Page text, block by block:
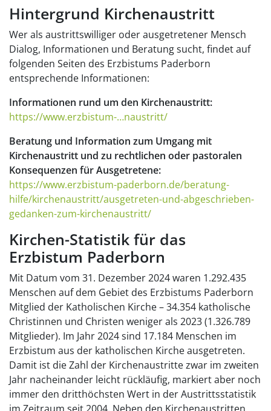
Hintergrund Kirchenaustritt
Wer als austrittswilliger oder ausgetretener Mensch
Dialog, Informationen und Beratung sucht, findet auf
folgenden Seiten des Erzbistums Paderborn
entsprechende Informationen:
Informationen rund um den Kirchenaustritt:
https://www.erzbistum-…naustritt/
Beratung und Information zum Umgang mit
Kirchenaustritt und zu rechtlichen oder pastoralen
Konsequenzen für Ausgetretene:
https://www.erzbistum-paderborn.de/beratung-
hilfe/kirchenaustritt/ausgetreten-und-abgeschrieben-
gedanken-zum-kirchenaustritt/
Kirchen-Statistik für das
Erzbistum Paderborn
Mit Datum vom 31. Dezember 2024 waren 1.292.435
Menschen auf dem Gebiet des Erzbistums Paderborn
Mitglied der Katholischen Kirche – 34.354 katholische
Christinnen und Christen weniger als 2023 (1.326.789
Mitglieder). Im Jahr 2024 sind 17.184 Menschen im
Erzbistum aus der katholischen Kirche ausgetreten.
Damit ist die Zahl der Kirchenaustritte zwar im zweiten
Jahr nacheinander leicht rückläufig, markiert aber noch
immer den dritthöchsten Wert in der Austrittsstatistik
im Zeitraum seit 2004. Neben den Kirchenaustritten